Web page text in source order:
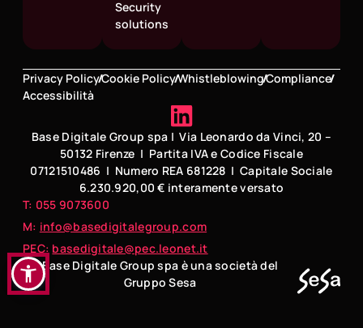
Security
solutions
Privacy PolicyCookie PolicyWhistleblowingCompliance
Accessibilità
Base Digitale Group spa | Via Leonardo da Vinci, 20 –
50132 Firenze | Partita IVA e Codice Fiscale
07121510486 | Numero REA 681228 | Capitale Sociale
6.230.920,00 € interamente versato
T: 055 9073600
M: info@basedigitalegroup.com
PEC: basedigitale@pec.leonet.it
Base Digitale Group spa è una società del
Gruppo Sesa